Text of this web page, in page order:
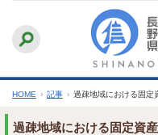
文
へ
ふりがなをつける
文字
HOME › 記事 › 過疎地域における固定
過疎地域における固定資